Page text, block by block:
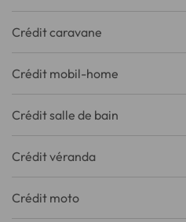
Crédit caravane
Crédit mobil-home
Crédit salle de bain
Crédit véranda
Crédit moto